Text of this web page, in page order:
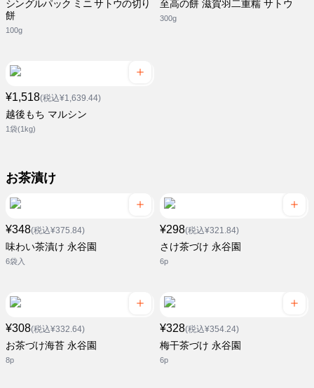
シングルパック ミニ サトウの切り
餅
100g
至高の餅 滋賀羽二重糯 サトウ
300g
¥1,518(税込¥1,639.44)
越後もち マルシン
1袋(1kg)
お茶漬け
¥348(税込¥375.84)
味わい茶漬け 永谷園
6袋入
¥298(税込¥321.84)
さけ茶づけ 永谷園
6p
¥308(税込¥332.64)
お茶づけ海苔 永谷園
8p
¥328(税込¥354.24)
梅干茶づけ 永谷園
6p